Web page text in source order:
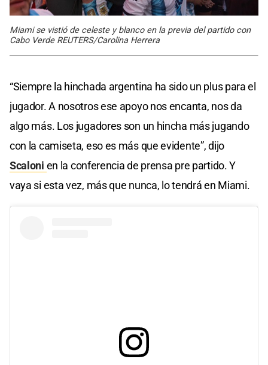
Miami se vistió de celeste y blanco en la previa del partido con
Cabo Verde REUTERS/Carolina Herrera
“Siempre la hinchada argentina ha sido un plus para el
jugador. A nosotros ese apoyo nos encanta, nos da
algo más. Los jugadores son un hincha más jugando
con la camiseta, eso es más que evidente”, dijo
Scaloni en la conferencia de prensa pre partido. Y
vaya si esta vez, más que nunca, lo tendrá en Miami.